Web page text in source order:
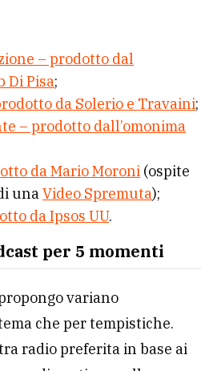
– prodotto dal
Di Pisa;
da Solerio e Travaini;
– prodotto dall’omonima
da Mario Moroni (ospite
unaVideo Spremuta);
da Ipsos UU.
per 5 momenti
variano
che per tempistiche.
radio preferita in base ai